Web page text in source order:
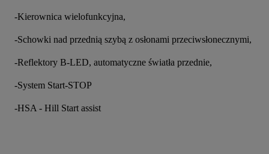
-Kierownica wielofunkcyjna,
-Schowki nad przednią szybą z osłonami przeciwsłonecznymi,
-Reflektory B-LED, automatyczne światła przednie,
-System Start-STOP
-HSA - Hill Start assist